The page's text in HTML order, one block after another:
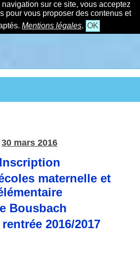
sur ce site, vous acceptez
pour vous proposer des contenus et
Mentions légales. OK
30 mars 2016
Inscription
maternelle et
Bousbach
2016/2017